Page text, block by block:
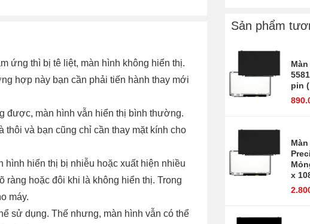
ứng thì bị tê liệt, màn hình không hiển thị.
hợp này bạn cần phải tiến hành thay mới
được, màn hình vẫn hiển thị bình thường.
và bạn cũng chỉ cần thay mặt kính cho
hình hiển thị bị nhiễu hoặc xuất hiện nhiều
ràng hoặc đôi khi là không hiển thị. Trong
máy.
sử dụng. Thế nhưng, màn hình vẫn có thể
Sản phẩm
pin
x